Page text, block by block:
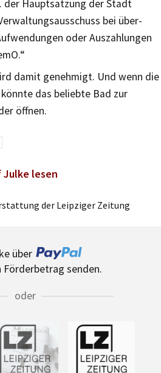
der Hauptsatzung der Stadt
bei über-
oder Auszahlungen
damit genehmigt. Und wenn die
das beliebte Bad zur
öffnen.
lesen
der Leipziger Zeitung
über
Förderbetrag senden.
oder